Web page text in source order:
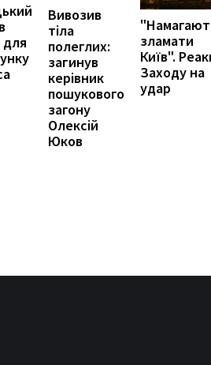
для
Вивозив
тіла
полеглих:
загинув
керівник
пошукового
загону
Олексій
Юков
зламати
Київ".
Заходу на
удар